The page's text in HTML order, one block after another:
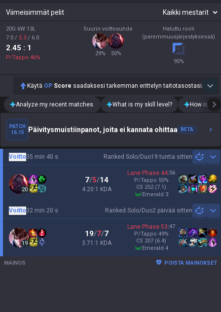
Viimeisimmät pelit
20G 6W 13L
7.0 / 5.3 / 6.0
2.45 : 1
P/Tappo 46%
Suurin voittosuhde
29% 50%
Haluttu rooli
(paremmuusjärjestyksessä)
95%
Käytä OP Score saadaksesi tarkemman erittelyn taitotasostasi.
Analyze my recent matches. What is my skill level? How is my
PATCH
16.15
Päivitysmuistiinpanot, joita ei kannata ohittaa BETA
Ranked Solo/Duo19 tuntia sitten
Voitto35 min 40 s
20
7/5/14
4.20:1 KDA
Lane Phase 44:56
P/Tappo 50%
CS 252 (7.1)
emerald 3
Ranked Solo/Duo2 päivää sitten
Voitto32 min 20 s
19
19/7/7
3.71:1 KDA
Lane Phase 53:47
P/Tappo 49%
CS 207 (6.4)
emerald 4
MAINOS POISTA MAINOKSET